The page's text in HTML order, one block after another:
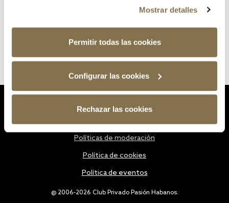
Mostrar detalles
Permitir todas las cookies
Configurar las cookies
Rechazar las cookies
@ 2006-2026 Club Privado Pasión Habanos.
Políticas de moderación
Política de cookies
Política de eventos